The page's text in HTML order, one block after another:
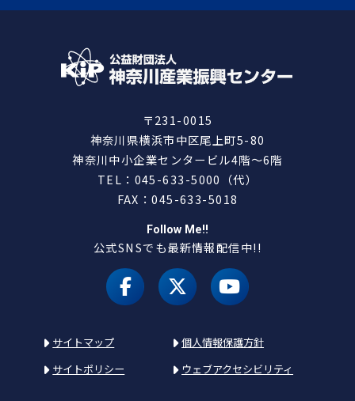
〒231-0015
神奈川県横浜市中区尾上町5-80
神奈川中小企業センタービル4階～6階
TEL：045-633-5000（代）
FAX：045-633-5018
Follow Me!!
公式SNSでも最新情報配信中!!
facebookX（旧 twitter）
youtube
サイトマップ
個人情報保護方針
サイトポリシー
ウェブアクセシビリティ